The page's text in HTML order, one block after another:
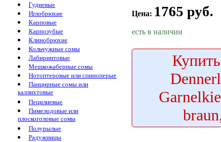
Гудиевые
Иглобрюхие
Карповые
Карпозубые
Клинобрюхие
Кольчужные сомы
Лабиринтовые
Мешкожаберные сомы
Нотоптеровые или спиноперые
Панцирные сомы или
каллихтовые
Пецилиевые
Пимелодовые или
плоскоголовые сомы
Полурылые
Радужницы
Цена: 1765 руб.
есть в наличии
Купить